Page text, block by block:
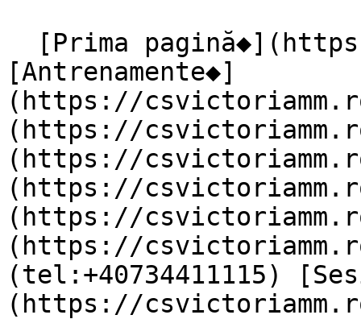
[Antrenamente◆]
(https://
(https://
(https://
(https://
(https://
(https://
(tel:+40734411115)
(https://